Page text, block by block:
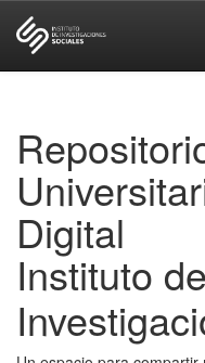
Digital
Instituto de